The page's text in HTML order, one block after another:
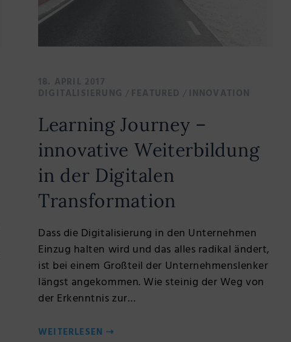
18. APRIL 2017
DIGITALISIERUNG / FEATURED / INNOVATION
Learning Journey –
innovative Weiterbildung
in der Digitalen
Transformation
Dass die Digitalisierung in den Unternehmen
Einzug halten wird und das alles radikal ändert,
ist bei einem Großteil der Unternehmenslenker
längst angekommen. Wie steinig der Weg von
der Erkenntnis zur…
WEITERLESEN ⇢